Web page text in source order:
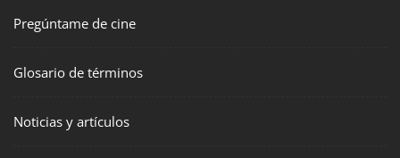
Pregúntame de cine
Glosario de términos
Noticias y artículos